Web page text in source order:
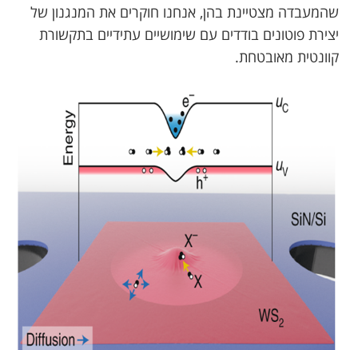
שהמעבדה מצטיינת בהן, אנחנו חוקרים את המנגנון של
יצירת פוטונים בודדים עם שימושיים עתידיים בתקשורת
קוונטית מאובטחת.​